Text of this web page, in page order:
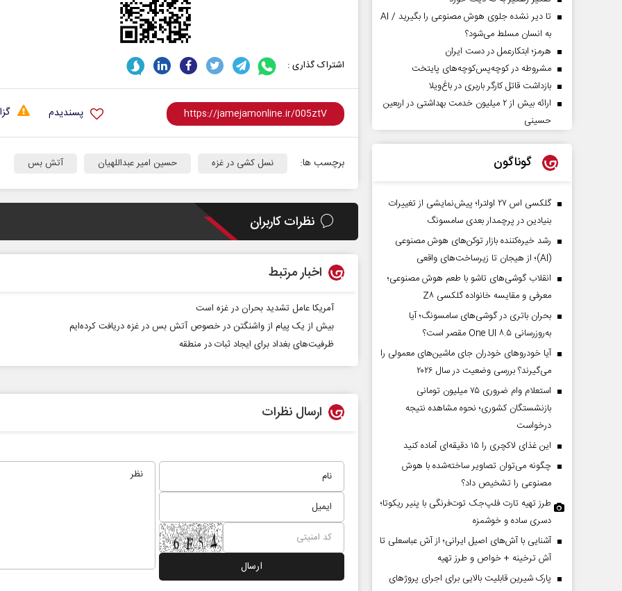
اشتراک گذاری :
پسندیدم
برچسب ها: نسل کشی در غزه حسین امیر عبداللهیان آتش بس
نظرات کاربران
اخبار مرتبط
آمریکا عامل تشدید بحران در غزه است
بیش از یک پیام از واشنگتن در خصوص آتش‌ بس در غزه دریافت کرده‌ایم
ظرفیت‌های بغداد برای ایجاد ثبات در منطقه
ارسال نظرات
تا دیر نشده جلوی هوش مصنوعی را بگیرید / AI
به انسان مسلط می‌شود؟
هرمز؛ ابتکارعمل در دست ایران
مشروطه در کوچه‌پس‌کوچه‌های پایتخت
بازداشت قاتل کارگر باربری در باغ‌ویلا
ارائه بیش از ۲ میلیون خدمت بهداشتی در اربعین
حسینی
گوناگون
گلکسی اس ۲۷ اولترا؛ پیش‌نمایشی از تغییرات
بنیادین در پرچمدار بعدی سامسونگ
رشد خیره‌کننده بازار توکن‌های هوش مصنوعی
(AI)؛ از هیجان تا زیرساخت‌های واقعی
انقلاب گوشی‌های تاشو‌ با طعم هوش مصنوعی؛
معرفی و مقایسه خانواده گلکسی Z۸
بحران باتری در گوشی‌های سامسونگ؛ آیا
به‌روزرسانی One UI ۸.۵ مقصر است؟
آیا خودروهای خودران جای ماشین‌های معمولی را
می‌گیرند؟ بررسی وضعیت در سال ۲۰۲۶
استعلام وام ضروری ۷۵ میلیون تومانی
بازنشستگان کشوری؛ نحوه مشاهده نتیجه
درخواست
این غذای لاکچری را ۱۵ دقیقه‌ای آماده کنید
چگونه می‌توان تصاویر ساخته‌شده با هوش
مصنوعی را تشخیص داد؟
طرز تهیه تارت فلپ‌جک توت‌فرنگی با پنیر ریکوتا؛
دسری ساده و خوشمزه
آشنایی با آش‌های اصیل ایرانی؛ از آش عباسعلی تا
آش ترخینه + خواص و طرز تهیه
پارک شیرین قابلیت‌ بالایی برای اجرای پروژهای